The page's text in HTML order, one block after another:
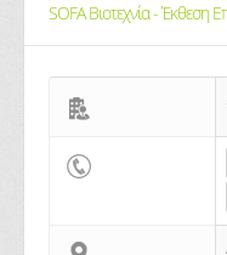
SOFA Βιοτεχνία - Έκθεση